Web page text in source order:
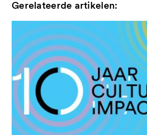
Gerelateerde artikelen: